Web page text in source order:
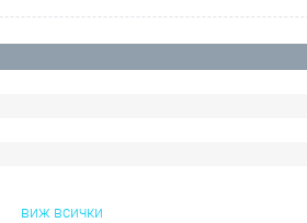
виж всички